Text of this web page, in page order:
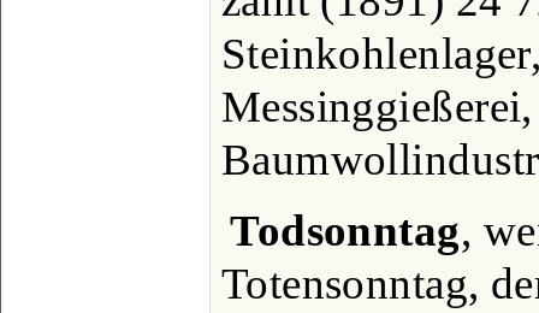
Todsonntag,
Totensonntag,